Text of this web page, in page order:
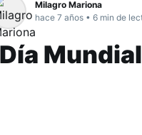
Milagro Mariona
hace 7 años • 6 min de
Día